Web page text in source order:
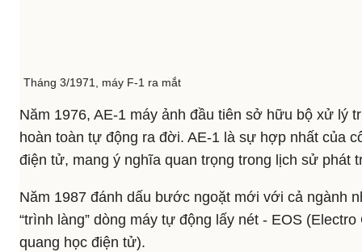
Tháng 3/1971, máy F-1 ra mắt
Năm 1976, AE-1 máy ảnh đầu tiên sở hữu bộ xử lý
hoàn toàn tự động ra đời. AE-1 là sự hợp nhất của
điện tử, mang ý nghĩa quan trọng trong lịch sử phát
Năm 1987 đánh dấu bước ngoặt mới với cả ngành
“trình làng” dòng máy tự động lấy nét - EOS
quang học điện tử).